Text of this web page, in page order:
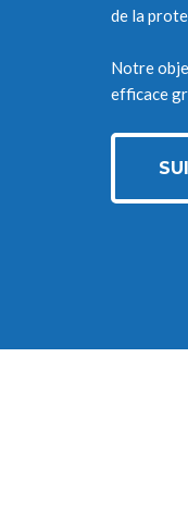
de la
Notre
efficace